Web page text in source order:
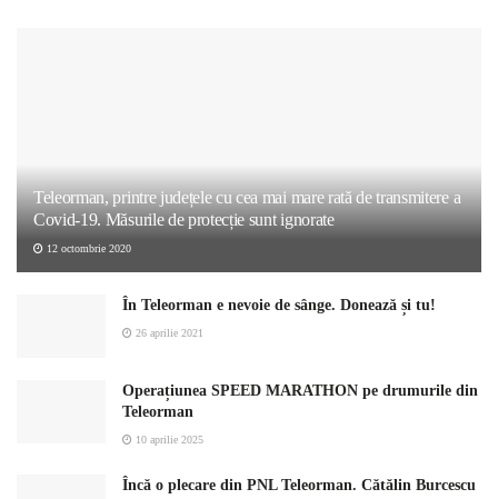
Teleorman, printre județele cu cea mai mare rată de transmitere a
Covid-19. Măsurile de protecție sunt ignorate
12 octombrie 2020
În Teleorman e nevoie de sânge. Donează și tu!
26 aprilie 2021
Operațiunea SPEED MARATHON pe drumurile din
Teleorman
10 aprilie 2025
Încă o plecare din PNL Teleorman. Cătălin Burcescu